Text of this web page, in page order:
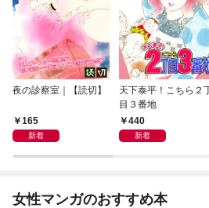
夜の診察室｜【読切】
165
新着
天下泰平！こちら２
目３番地
440
新着
女性マンガのおすすめ本